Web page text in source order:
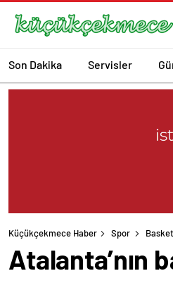
Son Dakika Servisler
Küçükçekmece Haber Spor
Atalanta’nın